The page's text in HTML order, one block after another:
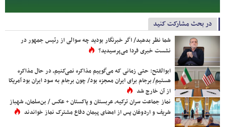
در بحث مشارکت کنید
شما نظر بدهید/ اگر خبرنگار بودید چه سوالی از رئیس جمهور در
نشست خبری فردا می‌پرسیدید؟
ابوالفتح: حتی زمانی که می‌گوییم مذاکره نمی‌کنیم، در حال مذاکره
هستیم/ برجام برای ایران معجزه بود/ چون برجام به سود ایران بود آمریکا
از آن خارج شد
نماز جماعت سران ترکیه، عربستان و پاکستان + عکس / بن‌سلمان، شهباز
شریف و اردوغان پس از امضای پیمان دفاع مشترک نماز خواندند